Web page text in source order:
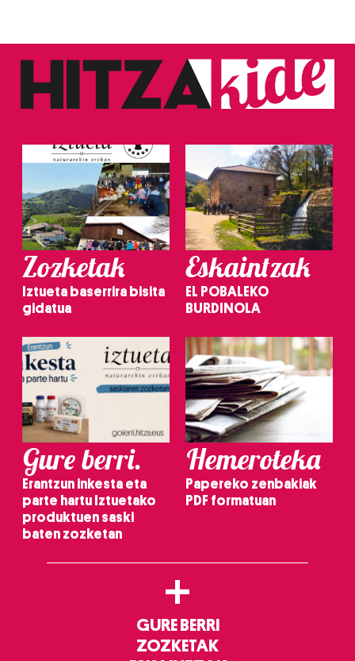
Zozketak
Iztueta baserrira bisita
gidatua
Eskaintzak
EL POBALEKO
BURDINOLA
Gure berri.
Erantzun inkesta eta
parte hartu Iztuetako
produktuen saski
baten zozketan
Hemeroteka
Papereko zenbakiak
PDF formatuan
+
GURE BERRI
ZOZKETAK